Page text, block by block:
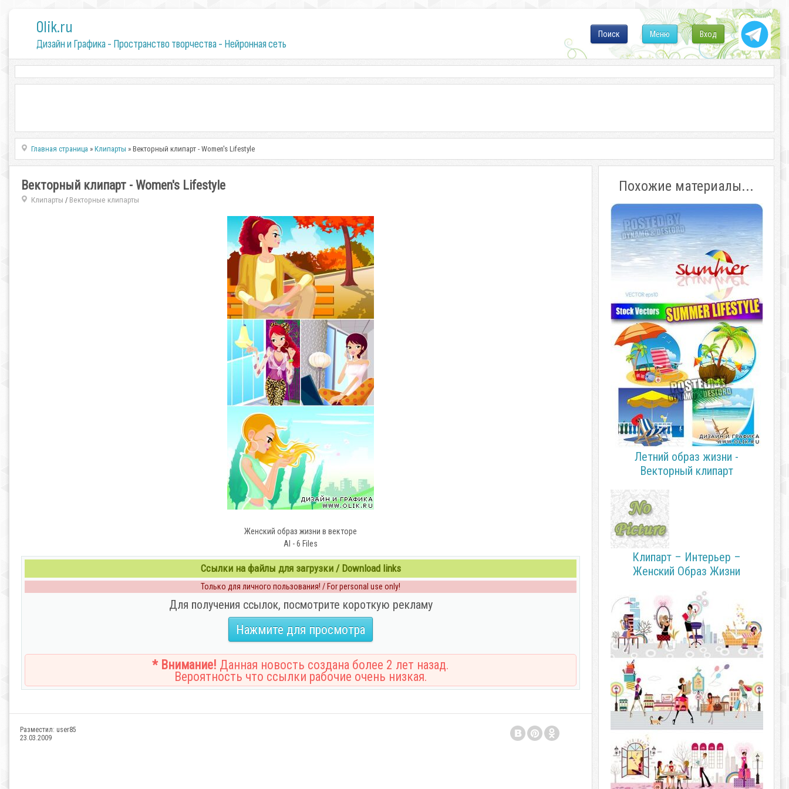
0lik.ru
Дизайн и Графика - Пространство творчества - Нейронная сеть
Вход
Меню
Поиск
Главная страница »Клипарты » Векторный клипарт - Women's Lifestyle
Векторный клипарт - Women's Lifestyle
Клипарты / Векторные клипарты
Женский образ жизни в векторе
AI - 6 Files
Ссылки на файлы для загрузки / Download links
Только для личного пользования! / For personal use only!
Для получения ссылок, посмотрите короткую рекламу
Нажмите для просмотра
* Внимание! Данная новость создана более 2 лет назад.
Вероятность что ссылки рабочие очень низкая.
Разместил: user85
23.03.2009
Похожие материалы...
Летний образ жизни -
Векторный клипарт
Клипарт – Интерьер –
Женский Образ Жизни